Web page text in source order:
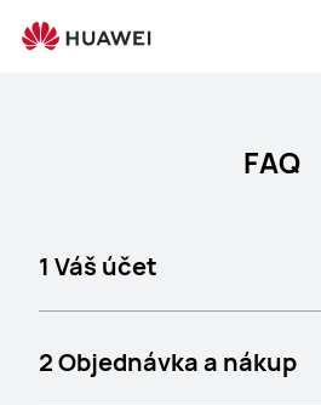
FAQ
1 Váš účet
2 Objednávka a nákup